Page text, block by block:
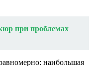
при проблемах
наибольшая